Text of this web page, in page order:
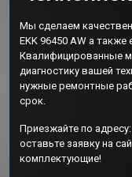
Мы сделаем
EKK 96450 AW а
Квалифицированные
диагностику вашей
нужные ремонтные
срок.
Приезжайте по
оставьте заявку на
комплектующие!